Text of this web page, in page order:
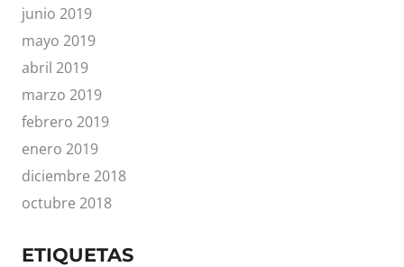
junio 2019
mayo 2019
abril 2019
marzo 2019
febrero 2019
enero 2019
diciembre 2018
octubre 2018
ETIQUETAS